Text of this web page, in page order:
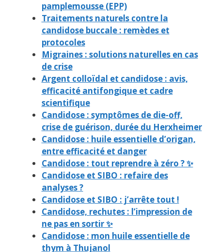
pamplemousse (EPP)
Traitements naturels contre la
candidose buccale : remèdes et
protocoles
Migraines : solutions naturelles en cas
de crise
Argent colloïdal et candidose : avis,
efficacité antifongique et cadre
scientifique
Candidose : symptômes de die-off,
crise de guérison, durée du Herxheimer
Candidose : huile essentielle d’origan,
entre efficacité et danger
Candidose : tout reprendre à zéro ? ✨
Candidose et SIBO : refaire des
analyses ?
Candidose et SIBO : j’arrête tout !
Candidose, rechutes : l’impression de
ne pas en sortir ✨
Candidose : mon huile essentielle de
thym à Thujanol